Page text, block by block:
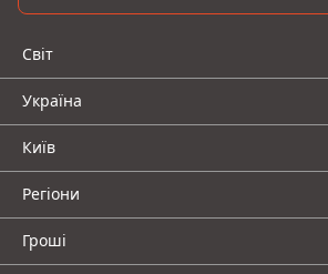
Світ
Україна
Київ
Регіони
Гроші